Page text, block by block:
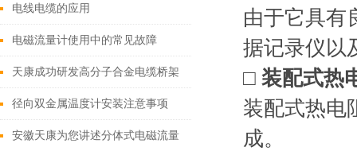
电线电缆的应用
电磁流量计使用中的常见故障
天康成功研发高分子合金电缆桥架
径向双金属温度计安装注意事项
安徽天康为您讲述分体式电磁流量
由于它具有
据记录仪以
□ 装配式热
装配式热电
成。